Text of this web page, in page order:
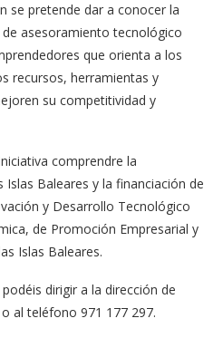
se pretende dar a conocer la
asesoramiento tecnológico
que orienta a los
recursos, herramientas y
su competitividad y
comprendre la
Baleares y la financiación de
y Desarrollo Tecnológico
de Promoción Empresarial y
Islas Baleares.
dirigir a la dirección de
al teléfono 971 177 297.